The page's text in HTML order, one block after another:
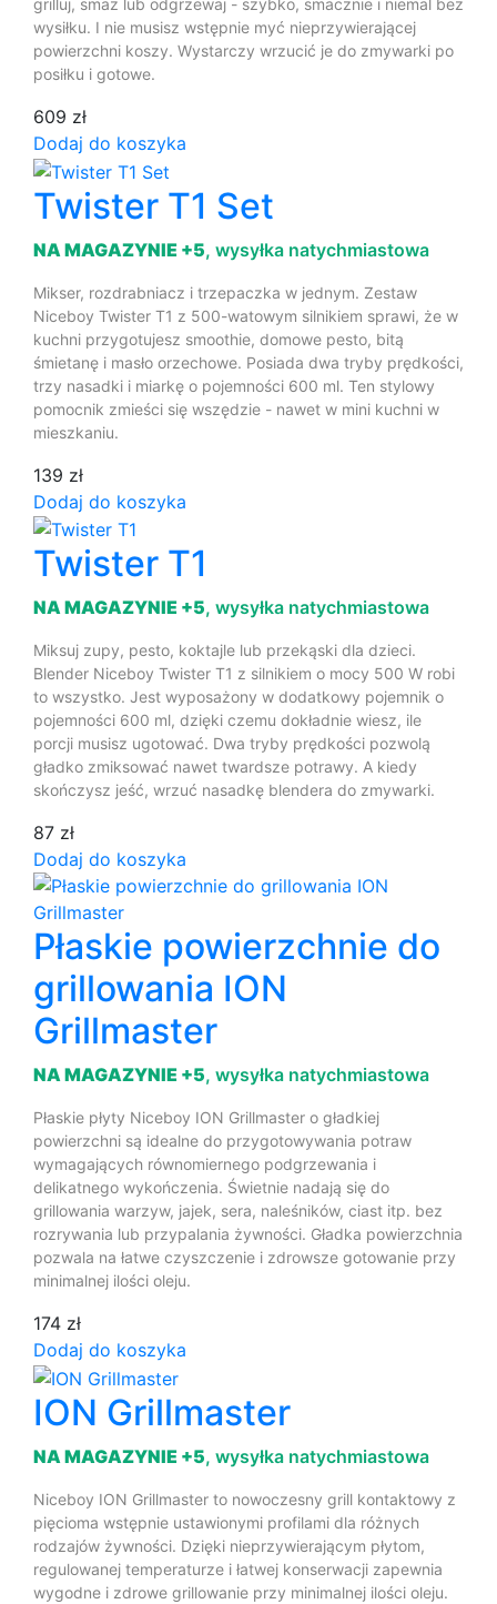
grilluj, smaż lub odgrzewaj - szybko, smacznie i niemal bez
wysiłku. I nie musisz wstępnie myć nieprzywierającej
powierzchni koszy. Wystarczy wrzucić je do zmywarki po
posiłku i gotowe.
609 zł
Dodaj do koszyka
Twister T1 Set
NA MAGAZYNIE +5, wysyłka natychmiastowa
Mikser, rozdrabniacz i trzepaczka w jednym. Zestaw
Niceboy Twister T1 z 500-watowym silnikiem sprawi, że w
kuchni przygotujesz smoothie, domowe pesto, bitą
śmietanę i masło orzechowe. Posiada dwa tryby prędkości,
trzy nasadki i miarkę o pojemności 600 ml. Ten stylowy
pomocnik zmieści się wszędzie - nawet w mini kuchni w
mieszkaniu.
139 zł
Dodaj do koszyka
Twister T1
NA MAGAZYNIE +5, wysyłka natychmiastowa
Miksuj zupy, pesto, koktajle lub przekąski dla dzieci.
Blender Niceboy Twister T1 z silnikiem o mocy 500 W robi
to wszystko. Jest wyposażony w dodatkowy pojemnik o
pojemności 600 ml, dzięki czemu dokładnie wiesz, ile
porcji musisz ugotować. Dwa tryby prędkości pozwolą
gładko zmiksować nawet twardsze potrawy. A kiedy
skończysz jeść, wrzuć nasadkę blendera do zmywarki.
87 zł
Dodaj do koszyka
Płaskie powierzchnie do
grillowania ION
Grillmaster
NA MAGAZYNIE +5, wysyłka natychmiastowa
Płaskie płyty Niceboy ION Grillmaster o gładkiej
powierzchni są idealne do przygotowywania potraw
wymagających równomiernego podgrzewania i
delikatnego wykończenia. Świetnie nadają się do
grillowania warzyw, jajek, sera, naleśników, ciast itp. bez
rozrywania lub przypalania żywności. Gładka powierzchnia
pozwala na łatwe czyszczenie i zdrowsze gotowanie przy
minimalnej ilości oleju.
174 zł
Dodaj do koszyka
ION Grillmaster
NA MAGAZYNIE +5, wysyłka natychmiastowa
Niceboy ION Grillmaster to nowoczesny grill kontaktowy z
pięcioma wstępnie ustawionymi profilami dla różnych
rodzajów żywności. Dzięki nieprzywierającym płytom,
regulowanej temperaturze i łatwej konserwacji zapewnia
wygodne i zdrowe grillowanie przy minimalnej ilości oleju.